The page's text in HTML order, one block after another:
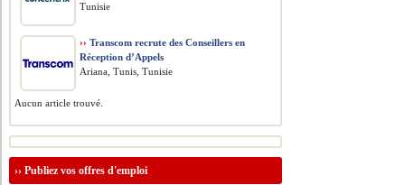
Tunisie
›› Transcom recrute des Conseillers en
Réception d’Appels
Ariana, Tunis, Tunisie
Aucun article trouvé.
››Publiez vos offres d'emploi